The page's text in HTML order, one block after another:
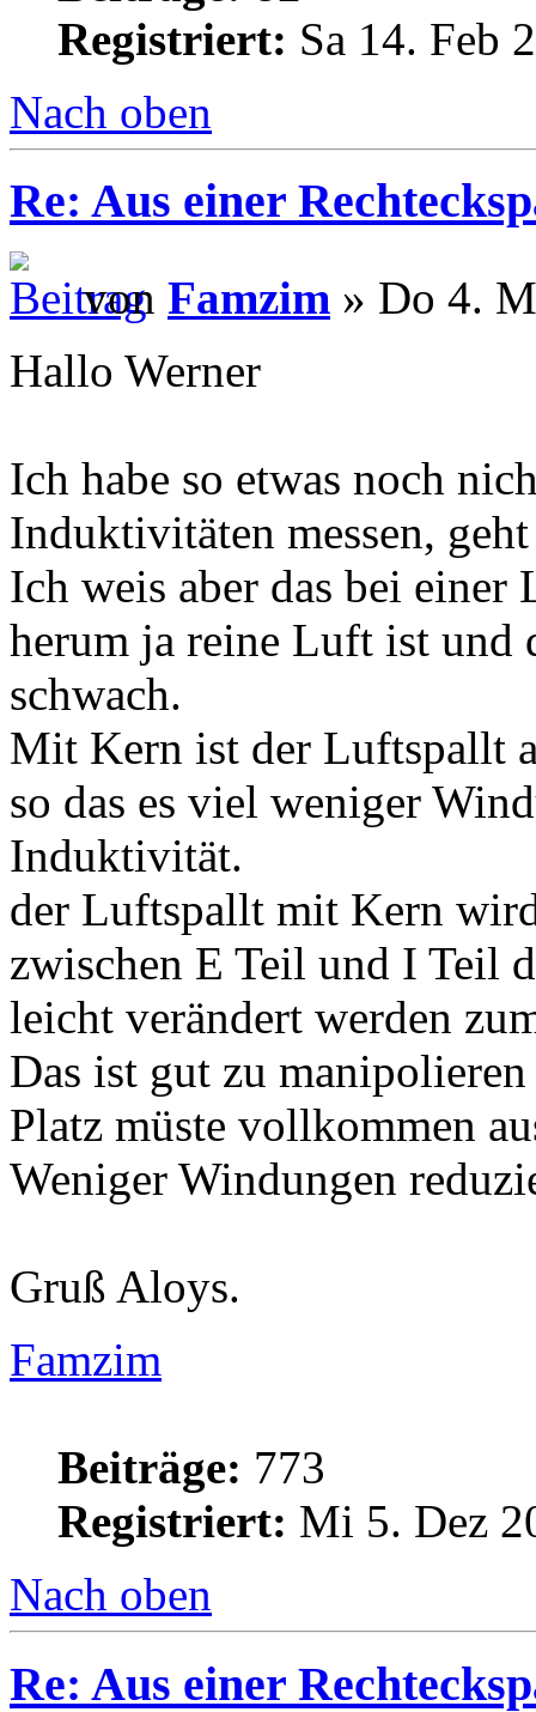
Registriert: Sa 14. Feb
Nach oben
Re: Aus einer
von Famzim » Do 4.
Hallo Werner
Ich habe so etwas noch
Induktivitäten messen,
Ich weis aber das bei
herum ja reine Luft ist und
schwach.
Mit Kern ist der Luftspallt
so das es viel weniger
Induktivität.
der Luftspallt mit Kern
zwischen E Teil und I Teil
leicht verändert werden
Das ist gut zu
Platz müste vollkommen
Weniger Windungen
Gruß Aloys.
Famzim
Beiträge: 773
Registriert: Mi 5. Dez
Nach oben
Re: Aus einer